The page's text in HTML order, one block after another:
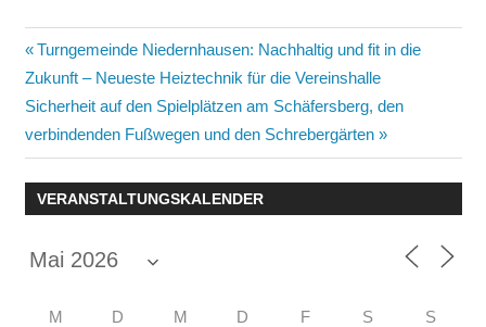
Beitragsnavigation
Vorheriger
Beitrag:
Turngemeinde Niedernhausen: Nachhaltig und fit in die
Zukunft – Neueste Heiztechnik für die Vereinshalle
Nächster
Beitrag:
Sicherheit auf den Spielplätzen am Schäfersberg, den
verbindenden Fußwegen und den Schrebergärten
VERANSTALTUNGSKALENDER
M D M D F S S